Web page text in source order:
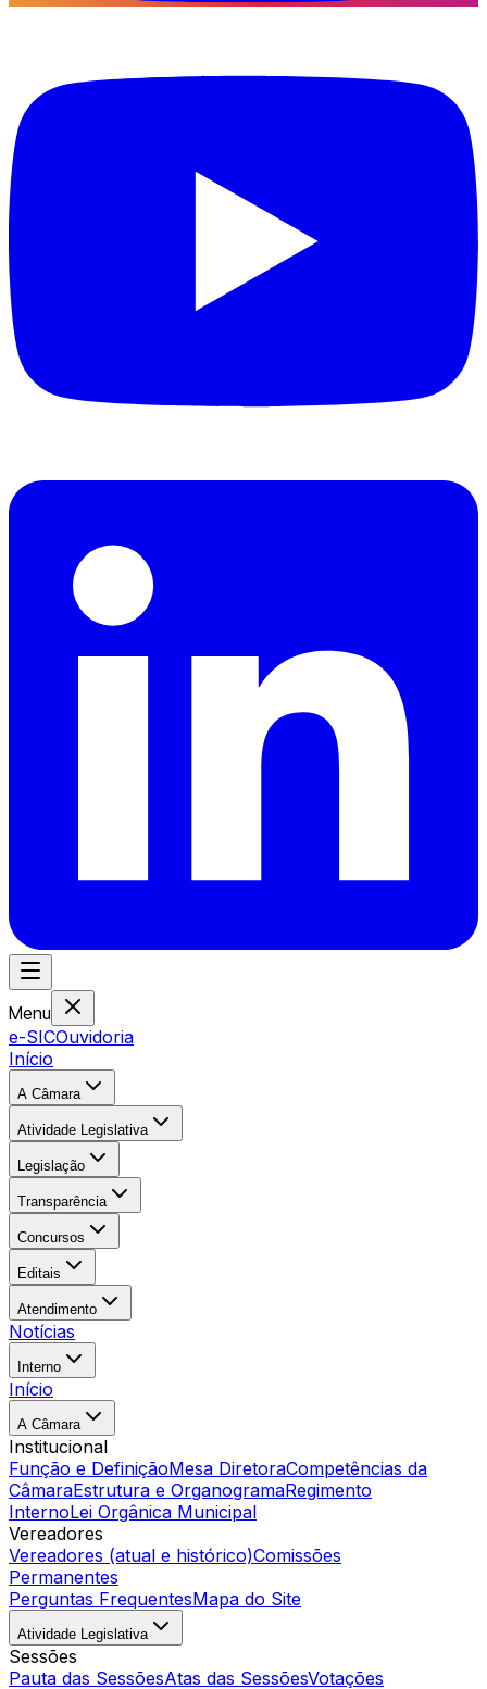
Menu
e-SICOuvidoria
Início
A Câmara
Atividade Legislativa
Legislação
Transparência
Concursos
Editais
Atendimento
Notícias
Interno
Início
A Câmara
Institucional
Função e DefiniçãoMesa DiretoraCompetências da
CâmaraEstrutura e OrganogramaRegimento
InternoLei Orgânica Municipal
Vereadores
Vereadores (atual e histórico)Comissões
Permanentes
Perguntas FrequentesMapa do Site
Atividade Legislativa
Sessões
Pauta das SessõesAtas das SessõesVotações